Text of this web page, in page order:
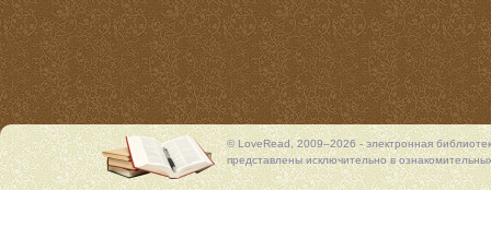
© LoveRead, 2009–2026 - электронная
представлены исключительно в